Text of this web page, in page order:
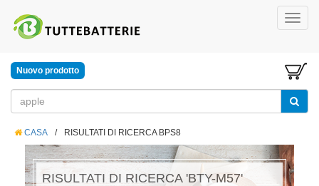
Nuovo prodotto
CASA / RISULTATI DI RICERCA BPS8
RISULTATI DI RICERCA 'BTY-M57'